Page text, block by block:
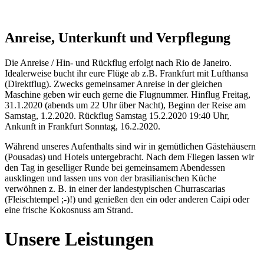
Anreise, Unterkunft und Verpflegung
Die Anreise / Hin- und Rückflug erfolgt nach Rio de Janeiro.
Idealerweise bucht ihr eure Flüge ab z.B. Frankfurt mit Lufthansa
(Direktflug). Zwecks gemeinsamer Anreise in der gleichen
Maschine geben wir euch gerne die Flugnummer. Hinflug Freitag,
31.1.2020 (abends um 22 Uhr über Nacht), Beginn der Reise am
Samstag, 1.2.2020. Rückflug Samstag 15.2.2020 19:40 Uhr,
Ankunft in Frankfurt Sonntag, 16.2.2020.
Während unseres Aufenthalts sind wir in gemütlichen Gästehäusern
(Pousadas) und Hotels untergebracht. Nach dem Fliegen lassen wir
den Tag in geselliger Runde bei gemeinsamem Abendessen
ausklingen und lassen uns von der brasilianischen Küche
verwöhnen z. B. in einer der landestypischen Churrascarias
(Fleischtempel ;-)!) und genießen den ein oder anderen Caipi oder
eine frische Kokosnuss am Strand.
Unsere Leistungen